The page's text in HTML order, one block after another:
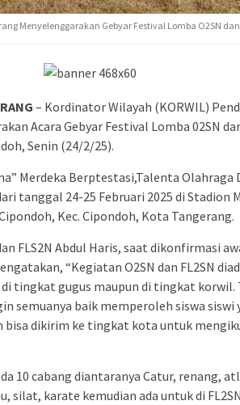
Menyelenggarakan Gebyar Festival Lomba O2SN dan
– Kordinator Wilayah (KORWIL)
Acara Gebyar Festival Lomba 02SN
Senin (24/2/25).
Merdeka Berptestasi,Talenta Olahraga
tanggal 24-25 Februari 2025 di Stadion
Kec. Cipondoh, Kota Tangerang.
FLS2N Abdul Haris, saat dikonfirmasi
“Kegiatan O2SN dan FL2SN
tingkat gugus maupun di tingkat
semuanya baik memperoleh siswa siswi
bisa dikirim ke tingkat kota untuk
10 cabang diantaranya Catur, renang,
silat, karate kemudian ada untuk di